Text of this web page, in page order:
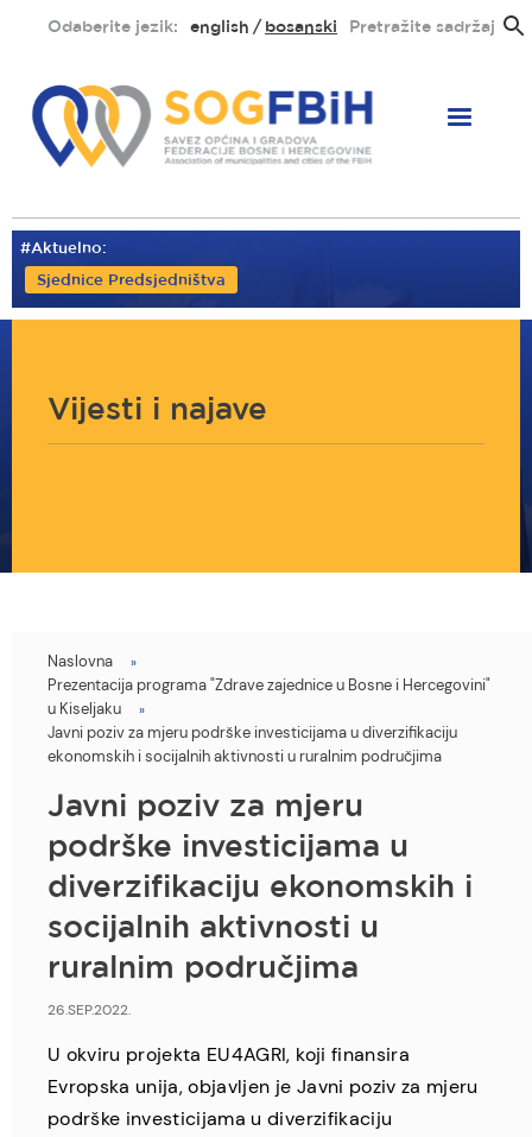
sadržaj
Odaberite jezik: english bosanski Pretražite sadržaj
#Aktuelno:
Sjednice Predsjedništva
Vijesti i najave
You
are
here
Naslovna
Prezentacija programa "Zdrave zajednice u Bosne i Hercegovini"
u Kiseljaku
Javni poziv za mjeru podrške investicijama u diverzifikaciju
ekonomskih i socijalnih aktivnosti u ruralnim područjima
Javni poziv za mjeru
podrške investicijama u
diverzifikaciju ekonomskih i
socijalnih aktivnosti u
ruralnim područjima
26.SEP.2022.
U okviru projekta EU4AGRI, koji finansira
Evropska unija, objavljen je Javni poziv za mjeru
podrške investicijama u diverzifikaciju